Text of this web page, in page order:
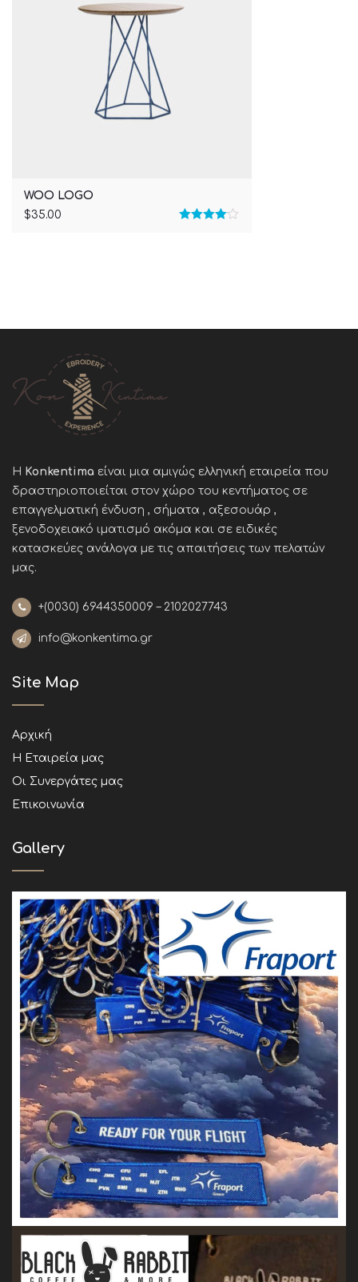
WOO LOGO
$35.00
Η Konkentima είναι μια αμιγώς ελληνική εταιρεία που
δραστηριοποιείται στον χώρο του κεντήματος σε
επαγγελματική ένδυση , σήματα , αξεσουάρ ,
ξενοδοχειακό ιματισμό ακόμα και σε ειδικές
κατασκεύες ανάλογα με τις απαιτήσεις των πελατών
μας.
+(0030) 6944350009 – 2102027743
info@konkentima.gr
Site Map
Αρχική
Η Εταιρεία μας
Οι Συνεργάτες μας
Επικοινωνία
Gallery